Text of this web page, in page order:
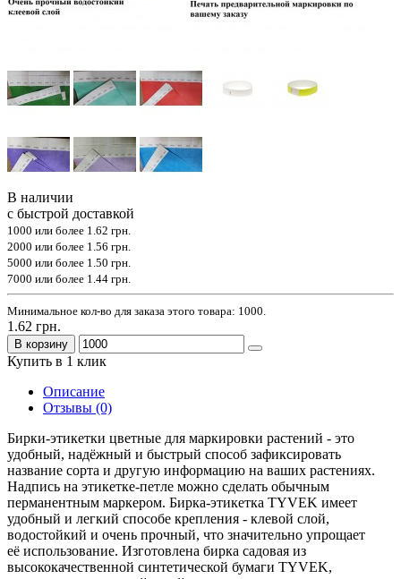
В наличии
с быстрой доставкой
1000 или более 1.62 грн.
2000 или более 1.56 грн.
5000 или более 1.50 грн.
7000 или более 1.44 грн.
Минимальное кол-во для заказа этого товара: 1000.
1.62 грн.
В корзину
Купить в 1 клик
Описание
Отзывы (0)
Бирки-этикетки цветные для маркировки растений - это
удобный, надёжный и быстрый способ зафиксировать
название сорта и другую информацию на ваших растениях.
Надпись на этикетке-петле можно сделать обычным
перманентным маркером. Бирка-этикетка TYVEK имеет
удобный и легкий способе крепления - клевой слой,
водостойкий и очень прочный, что значительно упрощает
её использование. Изготовлена ​​бирка садовая из
высококачественной синтетической бумаги TYVEK,